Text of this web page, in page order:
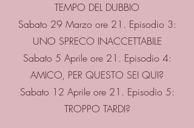
TEMPO DEL DUBBIO
Sabato 29 Marzo ore 21. Episodio 3:
UNO SPRECO INACCETTABILE
Sabato 5 Aprile ore 21. Episodio 4:
AMICO, PER QUESTO SEI QUI?
Sabato 12 Aprile ore 21. Episodio 5:
TROPPO TARDI?